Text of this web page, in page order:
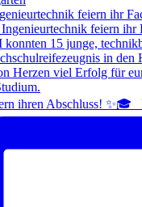
feiern ihr
ihren Abschluss! ✨🎓